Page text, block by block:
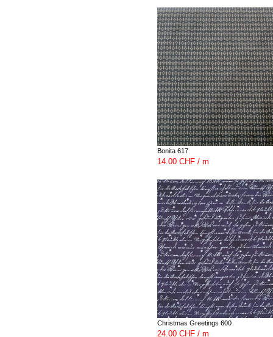
Bonita 617
14.00 CHF / m
Christmas Greetings 600
24.00 CHF / m